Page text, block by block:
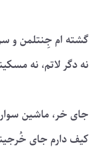
گشته ام جِنتلمن و
نه دگر لاتم، نه
جای خر، ماشین
کیف دارم جای